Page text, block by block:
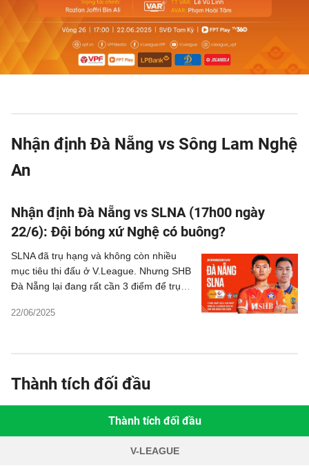
Nhận định Đà Nẵng vs Sông Lam Nghệ
An
Nhận định Đà Nẵng vs SLNA (17h00 ngày
22/6): Đội bóng xứ Nghệ có buông?
22/06/2025
SLNA đã trụ hạng và không còn nhiều
mục tiêu thi đấu ở V.League. Nhưng SHB
Đà Nẵng lại đang rất cần 3 điểm để trụ
Nghệ có buông ở trận đấu này?
Thành tích đối đầu
Thành tích đối đầu
V-LEAGUE